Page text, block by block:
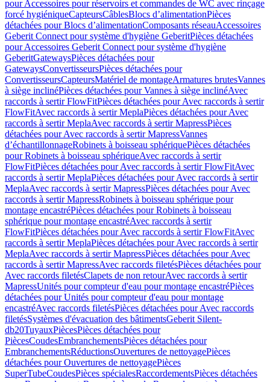
pour Accessoires pour réservoirs et commandes de WC avec rinçage
forcé hygiéniqueCapteursCâblesBlocs d’alimentationPièces
détachées pour Blocs d’alimentationComposants réseauAccessoires
Geberit Connect pour système d'hygiène GeberitPièces détachées
pour Accessoires Geberit Connect pour système d'hygiène
GeberitGatewaysPièces détachées pour
GatewaysConvertisseursPièces détachées pour
ConvertisseursCapteursMatériel de montageArmatures brutesVannes
à siège inclinéPièces détachées pour Vannes à siège inclinéAvec
raccords à sertir FlowFitPièces détachées pour Avec raccords à sertir
FlowFitAvec raccords à sertir MeplaPièces détachées pour Avec
raccords à sertir MeplaAvec raccords à sertir MapressPièces
détachées pour Avec raccords à sertir MapressVannes
d’échantillonnageRobinets à boisseau sphériquePièces détachées
pour Robinets à boisseau sphériqueAvec raccords à sertir
FlowFitPièces détachées pour Avec raccords à sertir FlowFitAvec
raccords à sertir MeplaPièces détachées pour Avec raccords à sertir
MeplaAvec raccords à sertir MapressPièces détachées pour Avec
raccords à sertir MapressRobinets à boisseau sphérique pour
montage encastréPièces détachées pour Robinets à boisseau
sphérique pour montage encastréAvec raccords à sertir
FlowFitPièces détachées pour Avec raccords à sertir FlowFitAvec
raccords à sertir MeplaPièces détachées pour Avec raccords à sertir
MeplaAvec raccords à sertir MapressPièces détachées pour Avec
raccords à sertir MapressAvec raccords filetésPièces détachées pour
Avec raccords filetésClapets de non retourAvec raccords à sertir
MapressUnités pour compteur d'eau pour montage encastréPièces
détachées pour Unités pour compteur d'eau pour montage
encastréAvec raccords filetésPièces détachées pour Avec raccords
filetésSystèmes d'évacuation des bâtimentsGeberit Silent-
db20TuyauxPiècesPièces détachées pour
PiècesCoudesEmbranchementsPièces détachées pour
EmbranchementsRéductionsOuvertures de nettoyagePièces
détachées pour Ouvertures de nettoyagePièces
SuperTubeCoudesPièces spécialesRaccordementsPièces détachées